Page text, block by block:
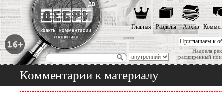
Приглашаем к
Надоела
расширенный
Главная Разделы Архив
Комментарии к материалу